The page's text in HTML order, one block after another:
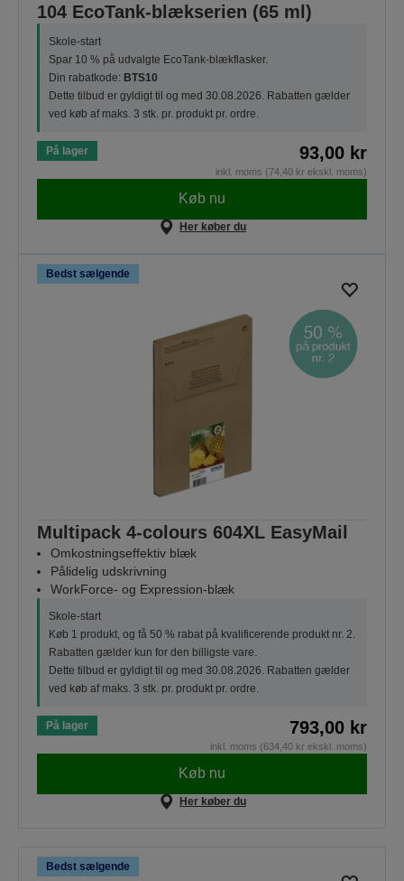
104 EcoTank-blækserien (65 ml)
Skole-start
Spar 10 % på udvalgte EcoTank-blækflasker.
Din rabatkode: BTS10
Dette tilbud er gyldigt til og med 30.08.2026. Rabatten gælder
ved køb af maks. 3 stk. pr. produkt pr. ordre.
På lager 93,00 kr
inkl. moms (74,40 kr ekskl. moms)
Køb nu
Her køber du
Bedst sælgende
Multipack 4-colours 604XL EasyMail
Omkostningseffektiv blæk
Pålidelig udskrivning
WorkForce- og Expression-blæk
Skole-start
Køb 1 produkt, og få 50 % rabat på kvalificerende produkt nr. 2.
Rabatten gælder kun for den billigste vare.
Dette tilbud er gyldigt til og med 30.08.2026. Rabatten gælder
ved køb af maks. 3 stk. pr. produkt pr. ordre.
På lager 793,00 kr
inkl. moms (634,40 kr ekskl. moms)
Køb nu
Her køber du
Bedst sælgende